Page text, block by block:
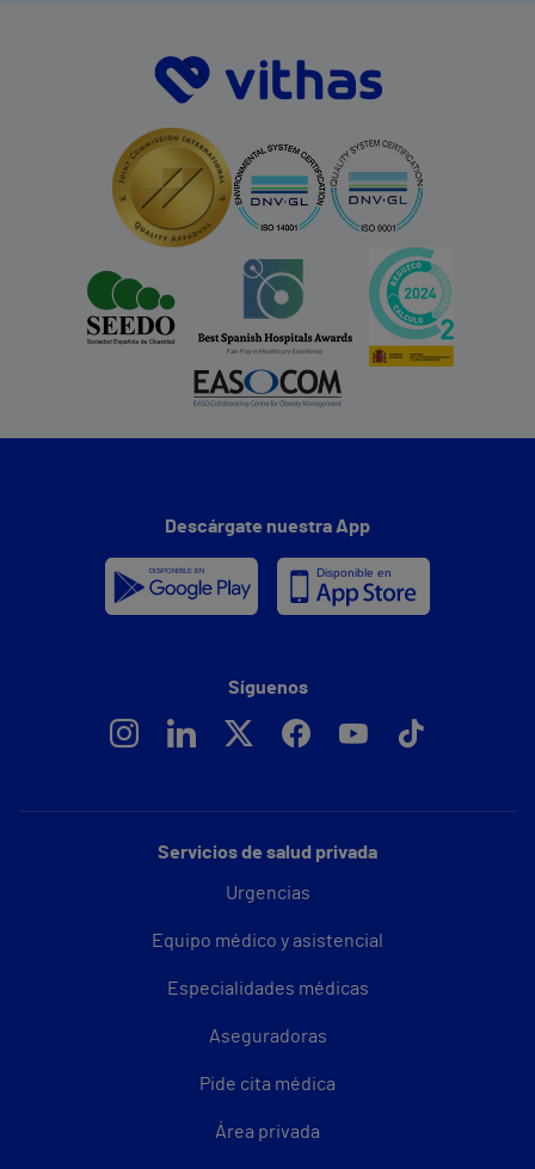
Servicios de salud privada
Urgencias
Equipo médico y asistencial
Especialidades médicas
Aseguradoras
Pide cita médica
Área privada
Descárgate nuestra App
Síguenos